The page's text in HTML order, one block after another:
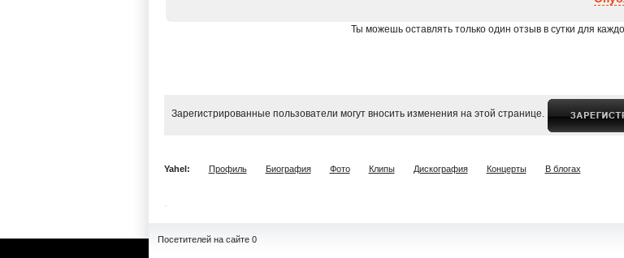
Ты можешь оставлять только один отзыв в сутки для
Зарегистрированные пользователи могут вносить изменения на этой странице.
Yahel: Профиль Биография Фото Клипы Дискография Концерты В блогах
Посетителей на сайте 0